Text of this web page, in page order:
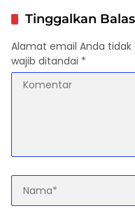
Sosial di Kampanyekan
Tinggalkan
Alamat email Anda tidak
wajib ditandai *